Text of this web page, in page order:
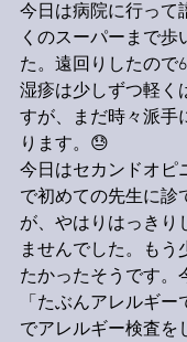
今日は病院に行って
くのスーパーまで歩
た。遠回りしたので
湿疹は少しずつ軽く
すが、まだ時々派手
ります。😓
今日はセカンドオピ
で初めての先生に診
が、やはりはっきり
ませんでした。もう
たかったそうです。
「たぶんアレルギ
でアレルギー検査を